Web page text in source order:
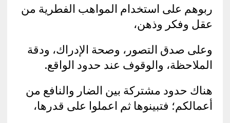
ربوهم على استخدام المواهب الفطرية من
عقل وفكر وذهن،
وعلى صدق التصور، وصحة الإدراك، ودقة
الملاحظة، والوقوف عند حدود الواقع.
هناك حدود مشتركة بين الضار والنافع من
أعمالكم؛ فتبينوها ثم اعملوا على قدرها،